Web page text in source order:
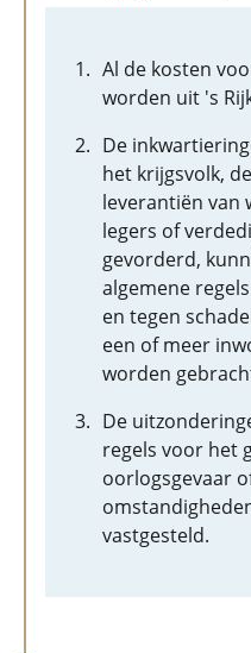
Al de kosten
worden uit 's
De
het krijgsvolk,
leverantiën van
legers of
gevorderd,
algemene
en tegen
een of meer
worden
De
regels voor het
oorlogsgevaar
vastgesteld.